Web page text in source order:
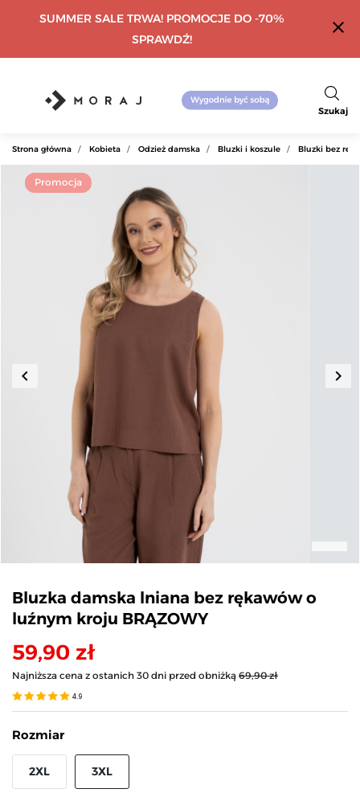
SUMMER SALE TRWA! PROMOCJE DO -70%
SPRAWDŹ!
close
Szukaj
Strona główna Kobieta Odzież damska Bluzki i koszule Bluzki bez
Promocja
Poprzedni
keyboard_arrow_left keyboard_arrow_right
Bluzka damska lniana bez rękawów o
luźnym kroju BRĄZOWY
59,90 zł
Najniższa cena z ostanich 30 dni przed obniżką 69,90 zł
4.9
Rozmiar
2XL 3XL